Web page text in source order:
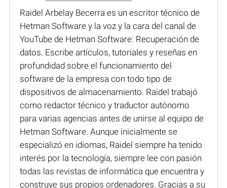
Raidel Arbelay Becerra es un escritor técnico de
Hetman Software y la voz y la cara del canal de
YouTube de Hetman Software: Recuperación de
datos. Escribe artículos, tutoriales y reseñas en
profundidad sobre el funcionamiento del
software de la empresa con todo tipo de
dispositivos de almacenamiento. Raidel trabajó
como redactor técnico y traductor autónomo
para varias agencias antes de unirse al equipo de
Hetman Software. Aunque inicialmente se
especializó en idiomas, Raidel siempre ha tenido
interés por la tecnología, siempre lee con pasión
todas las revistas de informática que encuentra y
construye sus propios ordenadores. Gracias a su